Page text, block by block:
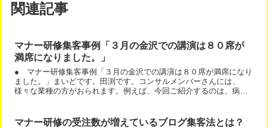
関連記事
マナー研修集客事例「３月の金沢での講演は８０席が
満席になりました。」
● マナー研修集客事例「３月の金沢での講演は８０席が満席になり
ました。」まいどです。田渕です。コンサルメンバーさんには、
様々な業種の方がおられます。例えば、今回ご紹介するのは、病院
マナー研修の受注数が増えているブログ集客法とは？